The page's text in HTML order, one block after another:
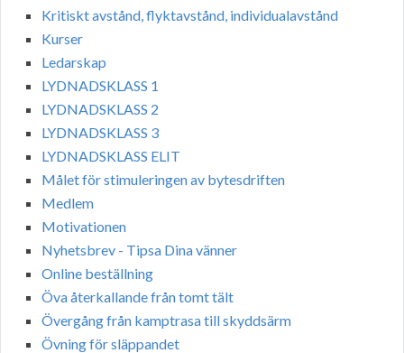
Kritiskt avstånd, flyktavstånd, individualavstånd
Kurser
Ledarskap
LYDNADSKLASS 1
LYDNADSKLASS 2
LYDNADSKLASS 3
LYDNADSKLASS ELIT
Målet för stimuleringen av bytesdriften
Medlem
Motivationen
Nyhetsbrev - Tipsa Dina vänner
Online beställning
Öva återkallande från tomt tält
Övergång från kamptrasa till skyddsärm
Övning för släppandet